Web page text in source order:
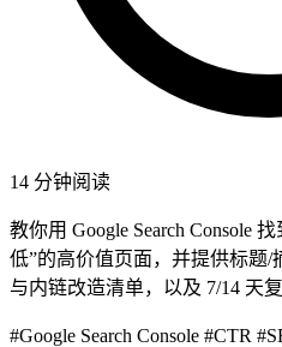
14 分钟阅读
教你用 Google Search Console
低”的高价值页面，并提供标题/
与内链改造清单，以及 7/14 天复
#Google Search Console #CTR